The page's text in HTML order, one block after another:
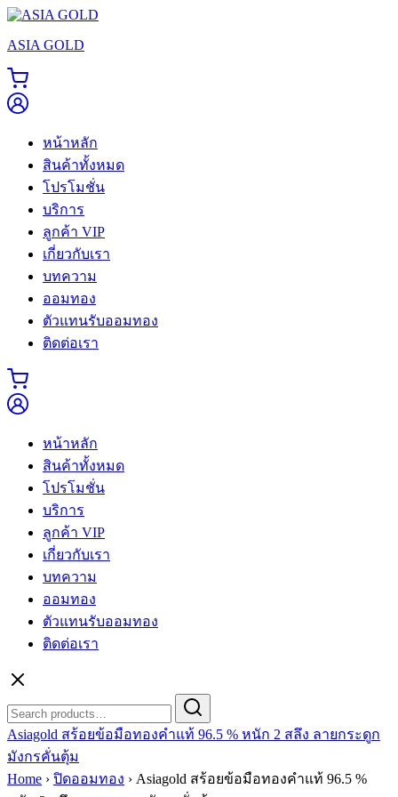
Skip
content
ASIA GOLD
หน้าหลัก
สินค้าทั้งหมด
โปรโมชั่น
บริการ
ลูกค้า VIP
เกี่ยวกับเรา
บทความ
ออมทอง
ตัวแทนรับออมทอง
ติดต่อเรา
หน้าหลัก
สินค้าทั้งหมด
โปรโมชั่น
บริการ
ลูกค้า VIP
เกี่ยวกับเรา
บทความ
ออมทอง
ตัวแทนรับออมทอง
ติดต่อเรา
for:
Asiagold สร้อยข้อมือทองคำแท้ 96.5 % หนัก 2 สลึง ลายกระดูก
มังกรคั่นตุ้ม
Home › ปิดออมทอง › Asiagold สร้อยข้อมือทองคำแท้ 96.5 %